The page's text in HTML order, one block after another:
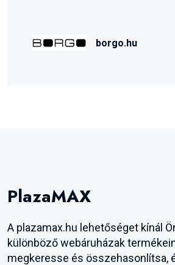
borgo.hu
PlazaMAX
A plazamax.hu lehetőséget kínál
különböző webáruházak
megkeresse és összehasonlítsa,